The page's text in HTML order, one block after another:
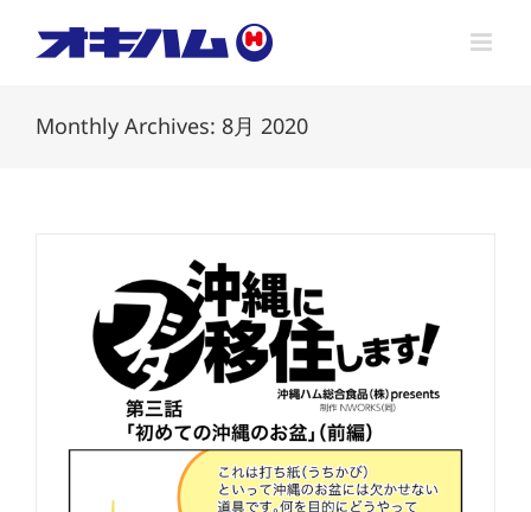
Monthly Archives: 8月 2020